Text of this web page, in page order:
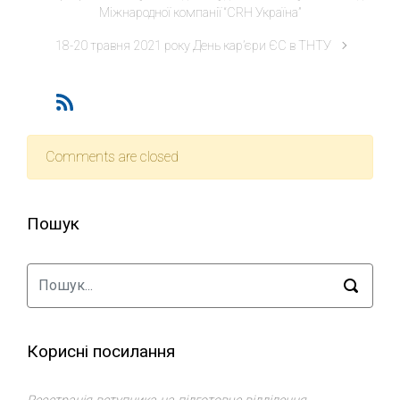
Міжнародної компанії “CRH Україна”
18-20 травня 2021 року День кар’єри ЄС в ТНТУ
Comments are closed
Пошук
Корисні посилання